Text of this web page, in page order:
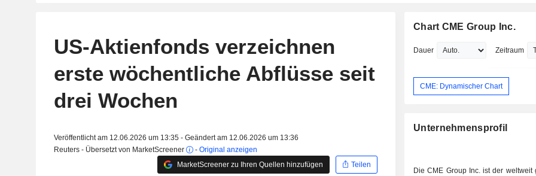
US-Aktienfonds verzeichnen
erste wöchentliche Abflüsse seit
drei Wochen
Veröffentlicht am 12.06.2026 um 13:35 - Geändert am 12.06.2026 um 13:36
Reuters - Übersetzt von MarketScreener
- Original anzeigen
MarketScreener zu Ihren Quellen hinzufügen
Teilen
Chart CME Group Inc.
Dauer Zeitraum
CME: Dynamischer Chart
Unternehmensprofil
Die CME Group Inc. ist der weltweit